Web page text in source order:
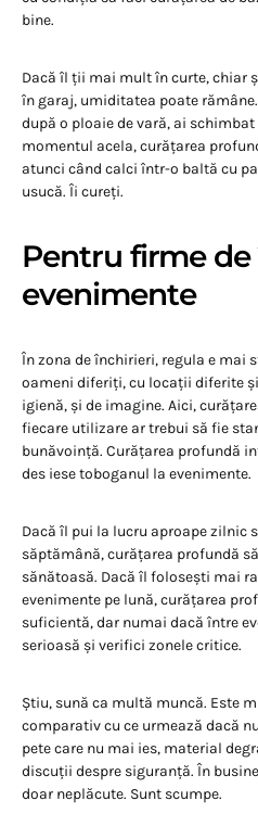
bine.
Dacă îl ții mai mult în curte, chiar
în garaj, umiditatea poate
după o ploaie de vară, ai
momentul acela, curățarea
atunci când calci într-o baltă cu
usucă. Îi cureți.
Pentru firme
evenimente
În zona de închirieri, regula e mai
oameni diferiți, cu locații diferite
igienă, și de imagine. Aici,
fiecare utilizare ar trebui să fie
bunăvoință. Curățarea profundă
des iese toboganul la evenimente.
Dacă îl pui la lucru aproape zilnic
săptămână, curățarea profundă
sănătoasă. Dacă îl folosești mai
evenimente pe lună, curățarea
suficientă, dar numai dacă între
serioasă și verifici zonele critice.
Știu, sună ca multă muncă. Este
comparativ cu ce urmează dacă
pete care nu mai ies, material
discuții despre siguranță. În
doar neplăcute. Sunt scumpe.